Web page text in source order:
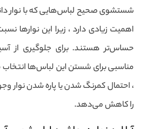
شستشوی صحیح لباس‌هایی که با نوار
اهمیت زیادی دارد ، زیرا این نوارها
حساس‌تر هستند. برای جلوگیری از
مناسبی برای شستن این لباس‌ها
، احتمال کمرنگ شدن یا پاره شدن نوار
را کاهش می‌دهد.